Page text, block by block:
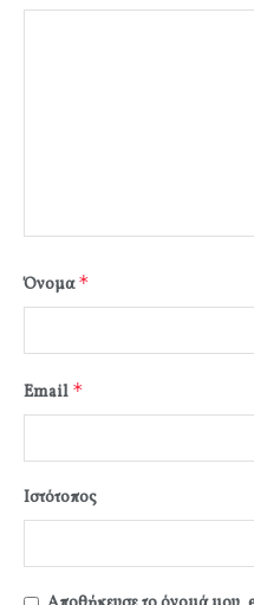
Όνομα*
Email *
Ιστότοπος